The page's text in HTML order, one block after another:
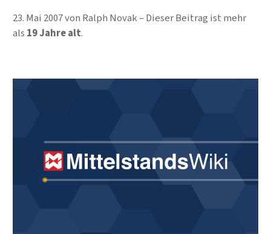
23. Mai 2007von Ralph Novak
Dieser Beitrag ist mehr
als 19 Jahre alt.